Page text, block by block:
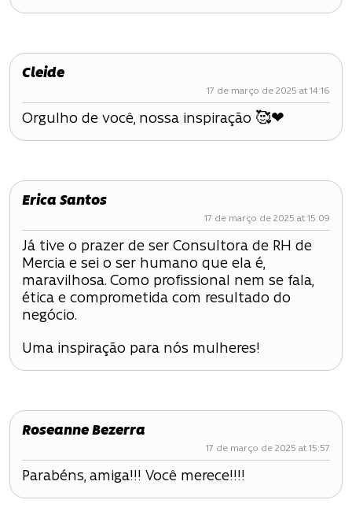
Cleide
17 de março de 2025 at 14:16
Orgulho de você, nossa inspiração 🥰❤
Erica Santos
17 de março de 2025 at 15:09
Já tive o prazer de ser Consultora de RH de
Mercia e sei o ser humano que ela é,
maravilhosa. Como profissional nem se fala,
ética e comprometida com resultado do
negócio.
Uma inspiração para nós mulheres!
Roseanne Bezerra
17 de março de 2025 at 15:57
Parabéns, amiga!!! Você merece!!!!